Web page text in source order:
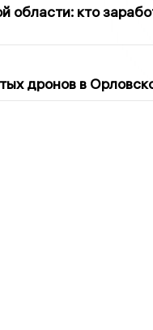
области: кто
дронов в